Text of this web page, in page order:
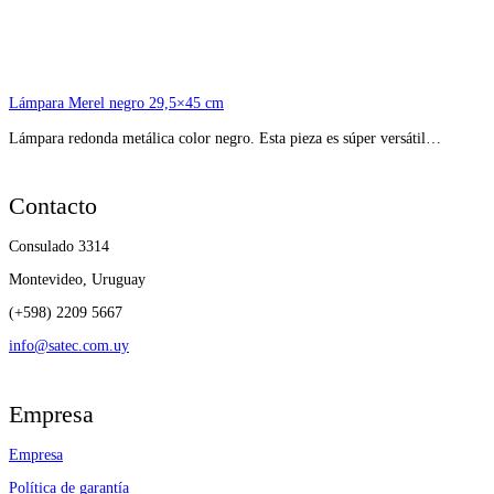
Lámpara Merel negro 29,5×45 cm
Lámpara redonda metálica color negro. Esta pieza es súper versátil…
Contacto
Consulado 3314
Montevideo, Uruguay
(+598) 2209 5667
info@satec.com.uy
Empresa
Empresa
Política de garantía